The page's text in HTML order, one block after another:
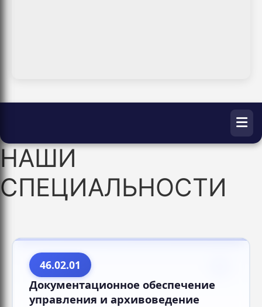
НАШИ
СПЕЦИАЛЬНОСТИ
46.02.01
Документационное обеспечение
управления и архивоведение